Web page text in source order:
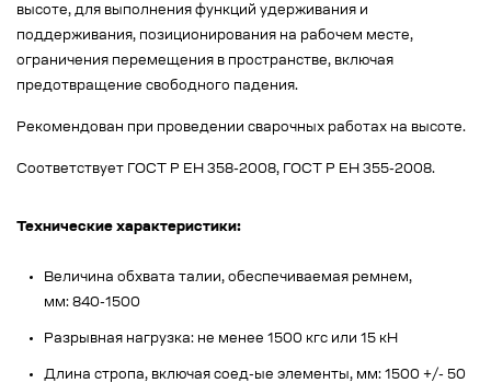
высоте, для выполнения функций удерживания и
поддерживания, позиционирования на рабочем месте,
ограничения перемещения в пространстве, включая
предотвращение свободного падения.
Рекомендован при проведении сварочных работах на высоте.
Соответствует ГОСТ Р ЕН 358-2008, ГОСТ Р ЕН 355-2008.
Технические характеристики:
Величина обхвата талии, обеспечиваемая ремнем,
мм: 840-1500
Разрывная нагрузка: не менее 1500 кгс или 15 кН
Длина стропа, включая соед-ые элементы, мм: 1500 +/- 50